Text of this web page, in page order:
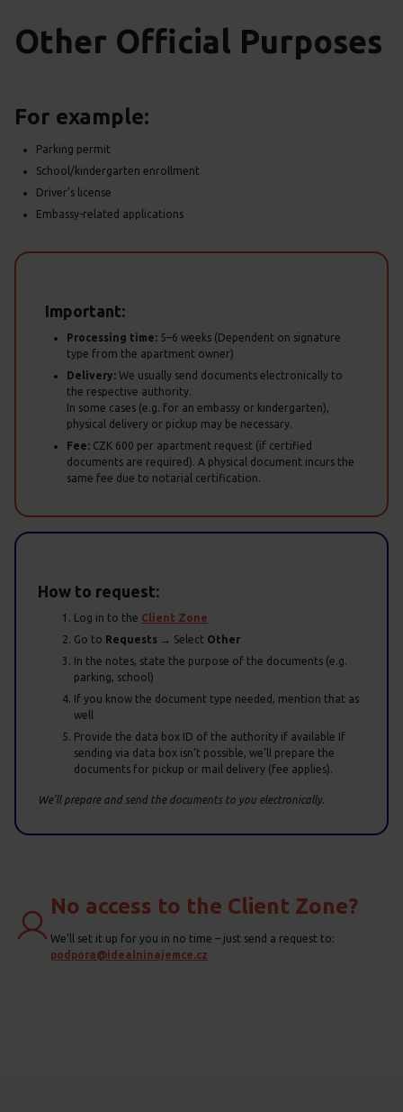
Other Official Purposes
For example:
Parking permit
School/kindergarten enrollment
Driver’s license
Embassy-related applications
Important:
Processing time: 5–6 weeks (Dependent on signature
type from the apartment owner)
Delivery: We usually send documents electronically to
the respective authority.
In some cases (e.g. for an embassy or kindergarten),
physical delivery or pickup may be necessary.
Fee: CZK 600 per apartment request (if certified
documents are required). A physical document incurs the
same fee due to notarial certification.
How to request:
Log in to the Client Zone
Go to Requests → Select Other
In the notes, state the purpose of the documents (e.g.
parking, school)
If you know the document type needed, mention that as
well
Provide the data box ID of the authority if available If
sending via data box isn’t possible, we’ll prepare the
documents for pickup or mail delivery (fee applies).
We’ll prepare and send the documents to you electronically.
No access to the Client Zone?
We’ll set it up for you in no time – just send a request to:
podpora@idealninajemce.cz